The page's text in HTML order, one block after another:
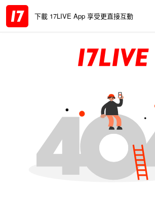
下載 17LIVE App 享受更直接互動